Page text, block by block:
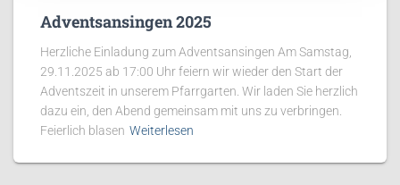
Adventsansingen 2025
Herzliche Einladung zum Adventsansingen Am Samstag,
29.11.2025 ab 17:00 Uhr feiern wir wieder den Start der
Adventszeit in unserem Pfarrgarten. Wir laden Sie herzlich
dazu ein, den Abend gemeinsam mit uns zu verbringen.
Feierlich blasen Weiterlesen